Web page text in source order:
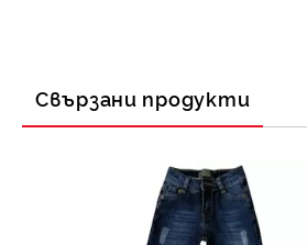
Свързани продукти